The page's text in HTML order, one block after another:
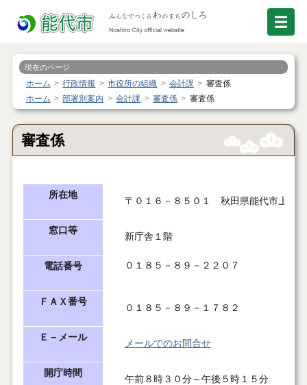
現在のページ
ホーム 行政情報 市役所の組織 会計課
審査係
ホーム
部署別案内 会計課 審査係 審査係
審査係
所在地
〒０１６－８５０１ 秋田県能代市上町
窓口等
新庁舎１階
電話番号 ０１８５－８９－２２０７
ＦＡＸ番号
０１８５－８９－１７８２
Ｅ－メール
メールでのお問合せ
開庁時間
午前８時３０分～午後５時１５分